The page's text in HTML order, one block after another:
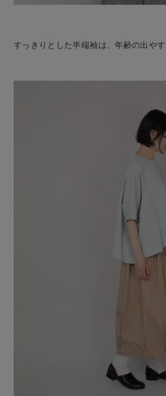
すっきりとした半端袖は、年齢の出や